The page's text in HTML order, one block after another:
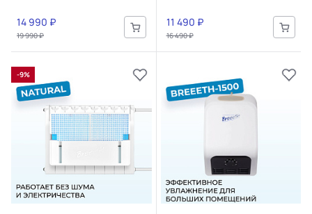
14 990 ₽
19 990 ₽
11 490 ₽
16 490 ₽
-9%